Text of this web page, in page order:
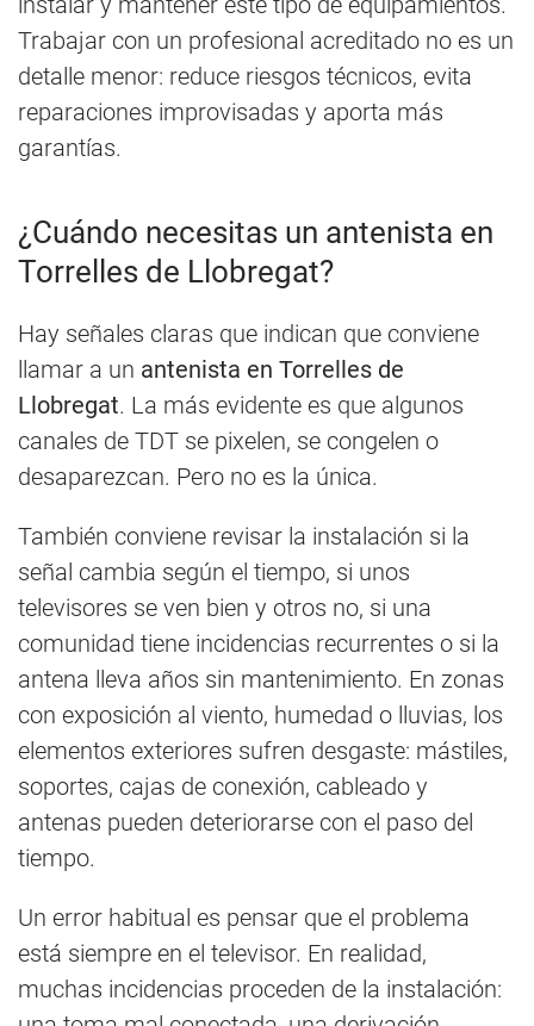
Trabajar con un profesional acreditado no es un
detalle menor: reduce riesgos técnicos, evita
reparaciones improvisadas y aporta más
garantías.
¿Cuándo necesitas un antenista en
Torrelles de Llobregat?
Hay señales claras que indican que conviene
llamar a un antenista en Torrelles de
Llobregat. La más evidente es que algunos
canales de TDT se pixelen, se congelen o
desaparezcan. Pero no es la única.
También conviene revisar la instalación si la
señal cambia según el tiempo, si unos
televisores se ven bien y otros no, si una
comunidad tiene incidencias recurrentes o si la
antena lleva años sin mantenimiento. En zonas
con exposición al viento, humedad o lluvias, los
elementos exteriores sufren desgaste: mástiles,
soportes, cajas de conexión, cableado y
antenas pueden deteriorarse con el paso del
tiempo.
Un error habitual es pensar que el problema
está siempre en el televisor. En realidad,
muchas incidencias proceden de la instalación: